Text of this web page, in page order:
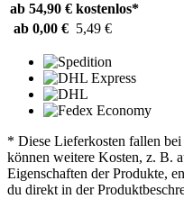
ab 54,90 € kostenlos*
ab 0,00 € 5,49 €
* Diese Lieferkosten fallen bei
können weitere Kosten, z. B.
Eigenschaften der Produkte,
du direkt in der